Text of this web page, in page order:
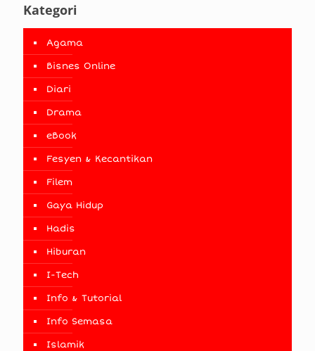
Kategori
Agama
Bisnes Online
Diari
Drama
eBook
Fesyen & Kecantikan
Filem
Gaya Hidup
Hadis
Hiburan
I-Tech
Info & Tutorial
Info Semasa
Islamik